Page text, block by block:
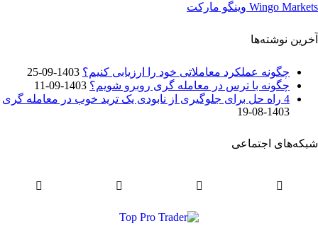
Wingo Markets وینگو مارکت
آخرین نوشته‌ها
چگونه عملکرد معاملاتی خود را ارزیابی کنیم؟ 1403-09-25
چگونه با ترس در معامله گری روبرو شویم؟ 1403-09-11
4 راه حل برای جلوگیری از نابودی یک ترید خوب در معامله گری
1403-08-19
شبکه‌های اجتماعی